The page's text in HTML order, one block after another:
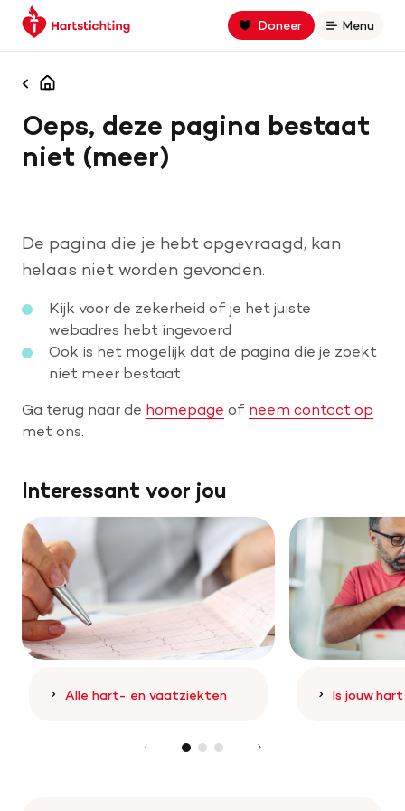
Spring
naar
Spring
naar
navigatie
Keer
terug
de
Doneer
Open
Menu
Zoek binnen hartstichting.nl
Zoeken
Home
Oorzaken
Is jouw hart gezond?
Help mee met geld
Leven met
Wetenschappelijk onderzoek
Doneer
Homepagina
Oeps, deze pagina bestaat
niet (meer)
De pagina die je hebt opgevraagd, kan
helaas niet worden gevonden.
Kijk voor de zekerheid of je het juiste
webadres hebt ingevoerd
Ook is het mogelijk dat de pagina die je zoekt
niet meer bestaat
Ga terug naar de homepage of neem contact op
met ons.
Interessant voor jou
Alle hart- en vaatziekten Is jouw